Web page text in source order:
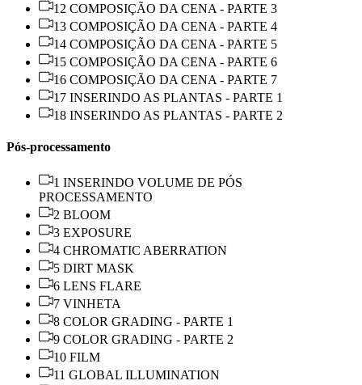
12 COMPOSIÇÃO DA CENA - PARTE 3
13 COMPOSIÇÃO DA CENA - PARTE 4
14 COMPOSIÇÃO DA CENA - PARTE 5
15 COMPOSIÇÃO DA CENA - PARTE 6
16 COMPOSIÇÃO DA CENA - PARTE 7
17 INSERINDO AS PLANTAS - PARTE 1
18 INSERINDO AS PLANTAS - PARTE 2
Pós-processamento
1 INSERINDO VOLUME DE PÓS
PROCESSAMENTO
2 BLOOM
3 EXPOSURE
4 CHROMATIC ABERRATION
5 DIRT MASK
6 LENS FLARE
7 VINHETA
8 COLOR GRADING - PARTE 1
9 COLOR GRADING - PARTE 2
10 FILM
11 GLOBAL ILLUMINATION